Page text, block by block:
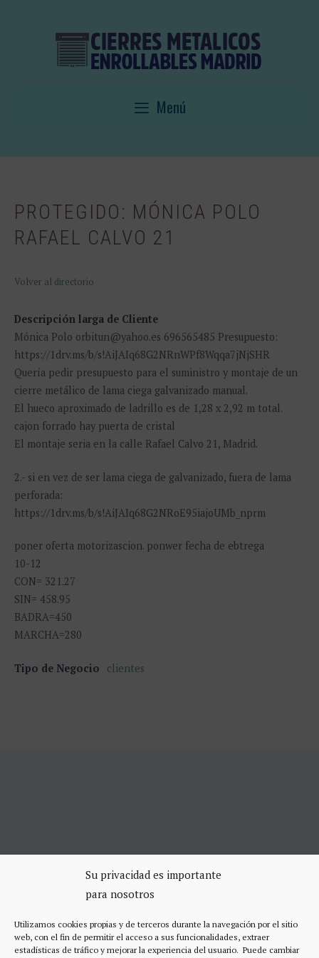
Su privacidad es importante
para nosotros
Utilizamos cookies propias y de terceros durante la navegación por el sitio
web, con el fin de permitir el acceso a sus funcionalidades, extraer
estadísticas de tráfico y mejorar la experiencia del usuario. Puede cambiar
Menú
PROTEGIDO: MÓNICA POLO
RAFAEL CALVO 21
Volver al directorio
Descripción larga de Cliente
Mónica Polo orbitun@yahoo.es 696565485 Presupuesto:
https://1drv.ms/b/s!AiJAIq68G2NRnWPf8Wqqa7jNjSHR
Quería pedir presupuesto para el suministro y montaje de un
cierre metálico de lama ciega galvanizado manual.
El hueco aproximado de ladrillo es de 1,28 x 2,92 m total.
cajon forrado hay puerta de cristal
El montaje seria en la calle Rafael Calvo 21, Madrid.
2.- si en vez de ser lama ciega de galvanizado, fuera de lama
perforada:
https://1drv.ms/b/s!AiJAIq68G2NRoE95iajoUMb_nprm
poner oferta motorizascion. ponwer fecha de ebtrega
10-12
CON= 321.27
SIN= 458.95
BADRA=450
MARCHA=280
Tipo de Negocio clientes
SERVICIOS DE CERRAJERÍA
Apertura Puertas Madrid 75€
Cerraduras de alta seguridad
Accesos